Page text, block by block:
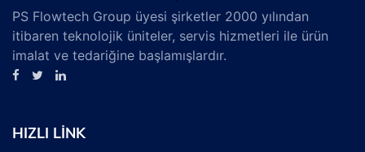
PS Flowtech Group üyesi şirketler 2000 yılından
itibaren teknolojik üniteler, servis hizmetleri ile ürün
imalat ve tedariğine başlamışlardır.
HIZLI LİNK